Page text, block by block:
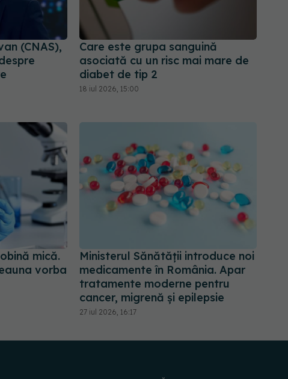
(CNAS),
Care este grupa sanguină
asociată cu un risc mai mare de
diabet de tip 2
18 iul 2026, 15:00
mică.
vorba
Ministerul Sănătății introduce noi
medicamente în România. Apar
tratamente moderne pentru
cancer, migrenă și epilepsie
27 iul 2026, 16:17